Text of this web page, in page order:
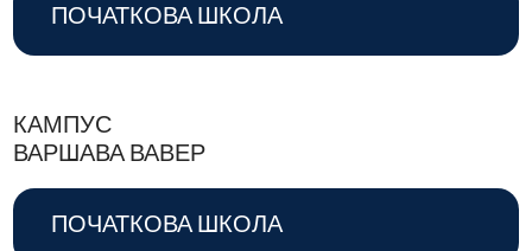
ПОЧАТКОВА ШКОЛА
КАМПУС
ВАРШАВА ВАВЕР
ПОЧАТКОВА ШКОЛА